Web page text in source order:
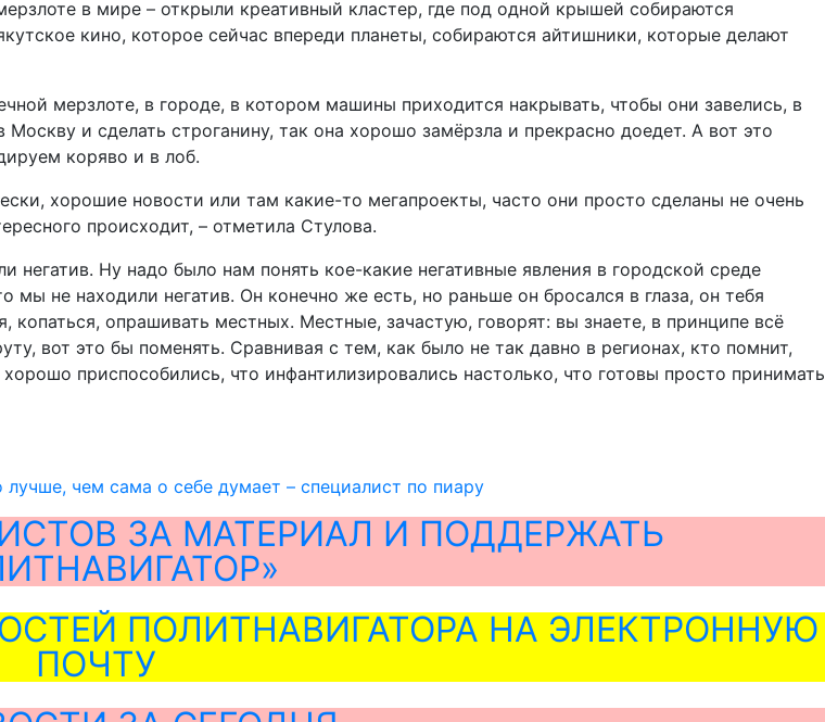
в мире – открыли креативный кластер, где под одной крышей собираются
кино, которое сейчас впереди планеты, собираются айтишники, которые делают
мерзлоте, в городе, в котором машины приходится накрывать, чтобы они завелись, в
и сделать строганину, так она хорошо замёрзла и прекрасно доедет. А вот это
коряво и в лоб.
хорошие новости или там какие-то мегапроекты, часто они просто сделаны не очень
происходит, – отметила Стулова.
Ну надо было нам понять кое-какие негативные явления в городской среде
не находили негатив. Он конечно же есть, но раньше он бросался в глаза, он тебя
копаться, опрашивать местных. Местные, зачастую, говорят: вы знаете, в принципе всё
вот это бы поменять. Сравнивая с тем, как было не так давно в регионах, кто помнит,
приспособились, что инфантилизировались настолько, что готовы просто принимать
чем сама о себе думает – специалист по пиару
ЗА МАТЕРИАЛ И ПОДДЕРЖАТЬ
ПОЛИТНАВИГАТОРА НА ЭЛЕКТРОННУЮ
ПОЧТУ